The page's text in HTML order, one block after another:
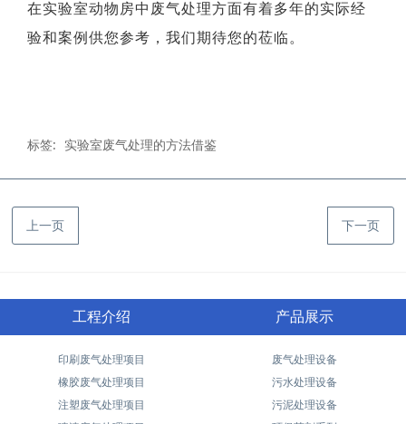
在实验室动物房中废气处理方面有着多年的实际经
验和案例供您参考，我们期待您的莅临。
标签: 实验室废气处理的方法借鉴
上一页 下一页
工程介绍
印刷废气处理项目
橡胶废气处理项目
注塑废气处理项目
产品展示
废气处理设备
污水处理设备
污泥处理设备